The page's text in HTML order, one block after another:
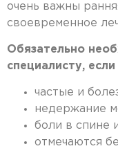
очень важны
своевременное
Обязательно
специалисту,
частые и
недержание
боли в спине
отмечаются